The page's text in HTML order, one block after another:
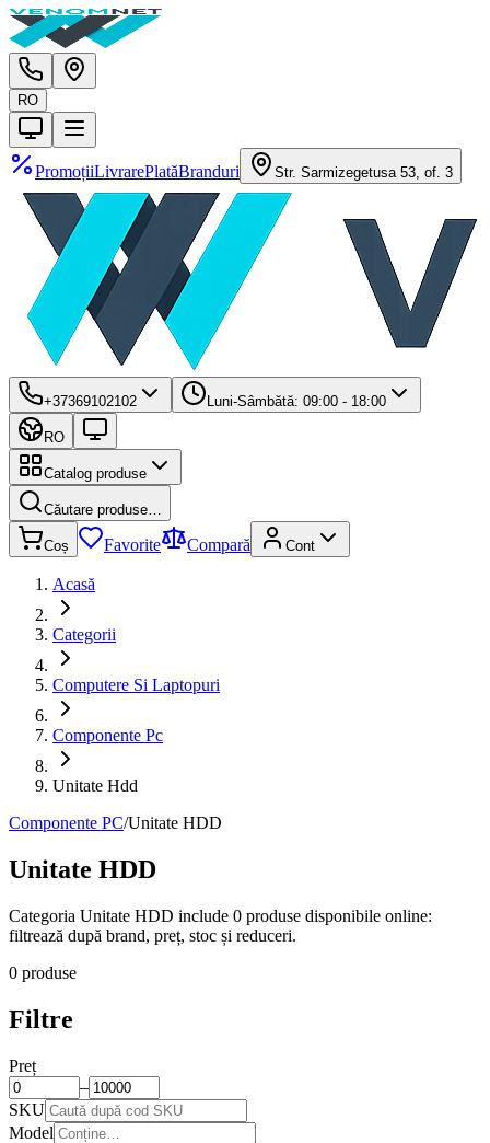
RO
PromoțiiLivrarePlatăBranduri Str. Sarmizegetusa 53, of. 3
+37369102102 Luni-Sâmbătă: 09:00 - 18:00
RO
Catalog produse
Căutare produse…
Coș Favorite Compară Cont
Acasă
Categorii
Computere Si Laptopuri
Componente Pc
Unitate Hdd
Componente PC/Unitate HDD
Unitate HDD
Categoria Unitate HDD include 0 produse disponibile online:
filtrează după brand, preț, stoc și reduceri.
0 produse
Filtre
Preț
–
SKU
Model